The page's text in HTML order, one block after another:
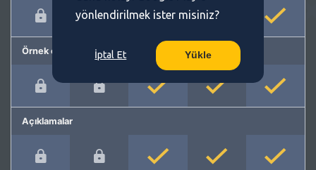
Örnek cümleler
Açıklamalar
yönlendirilmek ister misiniz?
İptal Et Yükle